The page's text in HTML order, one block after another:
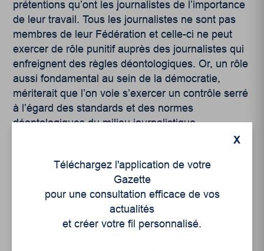
prétentions qu’ont les journalistes de l’importance
de leur travail. Tous les journalistes ne sont pas
membres de leur Fédération et celle-ci ne peut
exercer de rôle punitif auprès des journalistes qui
enfreignent des règles déontologiques. Or, un rôle
aussi fondamental au sein de la démocratie,
mériterait que l’on voie s’exercer un contrôle serré
à l’égard des standards et des normes
déontologiques du milieu journalistique.
Articles récents
X
Téléchargez l'application de votre
Gazette
pour une consultation efficace de vos
actualités
et créer votre fil personnalisé.